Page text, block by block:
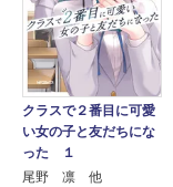
クラスで２番目に可愛
い女の子と友だちにな
った １
尾野 凛 他